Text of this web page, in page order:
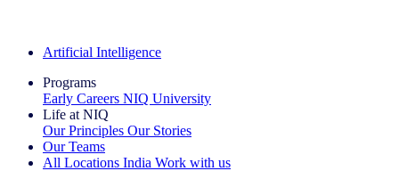
Artificial Intelligence
Programs
Early Careers NIQ University
Life at NIQ
Our Principles Our Stories
Our Teams
All Locations India Work with us